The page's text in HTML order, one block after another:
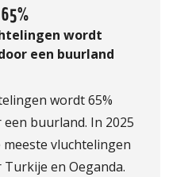
65%
wordt
een buurland
wordt 65%
buurland. In 2025
vluchtelingen
en Oeganda.